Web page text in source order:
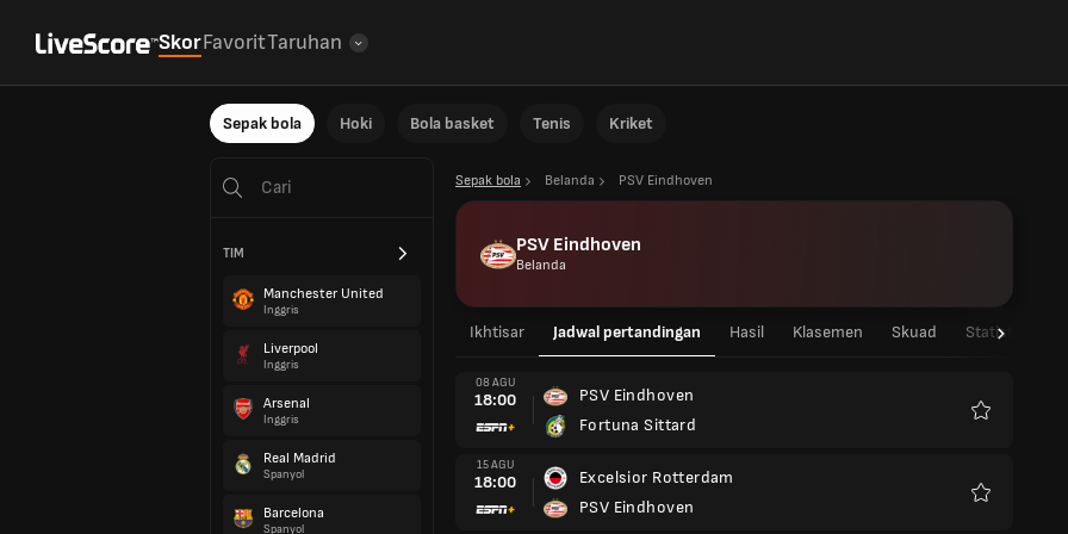
SkorFavoritTaruhan
Sepak bola Hoki Bola basket Tenis Kriket
TIM
Manchester United
Inggris
Liverpool
Inggris
Arsenal
Inggris
Real Madrid
Spanyol
Barcelona
Spanyol
Sepak bola Belanda PSV Eindhoven
PSV Eindhoven
Belanda
Ikhtisar Jadwal pertandingan Hasil Klasemen Skuad Statistik
08 AGU
18:00
PSV Eindhoven
Fortuna Sittard
15 AGU
18:00
Excelsior Rotterdam
PSV Eindhoven